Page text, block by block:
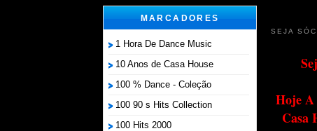
MARCADORES
1 Hora De Dance Music
10 Anos de Casa House
100 % Dance - Coleção
100 90 s Hits Collection
100 Hits 2000
SEJA
Hoje A
Casa